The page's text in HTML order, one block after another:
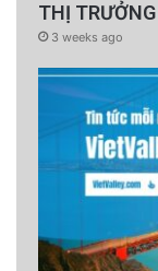
THỊ
3 weeks ago